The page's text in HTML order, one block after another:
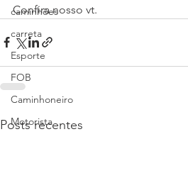
caminhões
carreta
Esporte
FOB
Caminhoneiro
Motorista
Confira nosso vt.
Posts recentes